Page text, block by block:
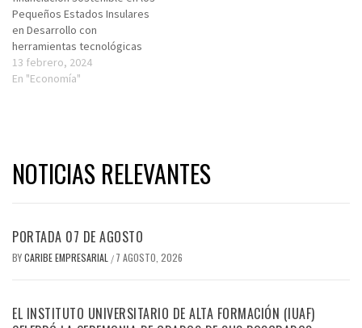
Pequeños Estados Insulares
en Desarrollo con
herramientas tecnológicas
13 febrero, 2024
En "Economía"
NOTICIAS RELEVANTES
PORTADA 07 DE AGOSTO
BYCARIBE EMPRESARIAL / 7 AGOSTO, 2026
EL INSTITUTO UNIVERSITARIO DE ALTA FORMACIÓN (IUAF)